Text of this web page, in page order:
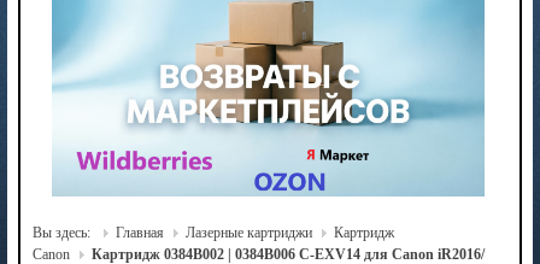
Вы здесь: Главная Лазерные картриджи
Картридж
Canon
Картридж 0384B002 | 0384B006 C-EXV14 для Canon iR2016/